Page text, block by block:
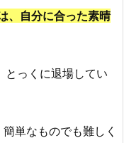
、自分に合った素晴
とっくに退場してい
単なものでも難しく